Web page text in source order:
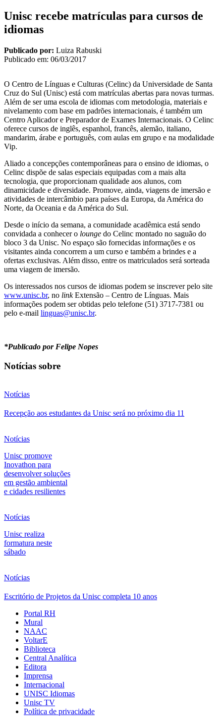
Unisc recebe matrículas para cursos de
idiomas
Publicado por: Luiza Rabuski
Publicado em: 06/03/2017
O Centro de Línguas e Culturas (Celinc) da Universidade de Santa
Cruz do Sul (Unisc) está com matrículas abertas para novas turmas.
Além de ser uma escola de idiomas com metodologia, materiais e
nivelamento com base em padrões internacionais, é também um
Centro Aplicador e Preparador de Exames Internacionais. O Celinc
oferece cursos de inglês, espanhol, francês, alemão, italiano,
mandarim, árabe e português, com aulas em grupo e na modalidade
Vip.
Aliado a concepções contemporâneas para o ensino de idiomas, o
Celinc dispõe de salas especiais equipadas com a mais alta
tecnologia, que proporcionam qualidade aos alunos, com
dinamicidade e diversidade. Promove, ainda, viagens de imersão e
atividades de intercâmbio para países da Europa, da América do
Norte, da Oceania e da América do Sul.
Desde o início da semana, a comunidade acadêmica está sendo
convidada a conhecer o lounge do Celinc montado no saguão do
bloco 3 da Unisc. No espaço são fornecidas informações e os
visitantes ainda concorrem a um curso e também a brindes e a
ofertas exclusivas. Além disso, entre os matriculados será sorteada
uma viagem de imersão.
Os interessados nos cursos de idiomas podem se inscrever pelo site
www.unisc.br, no linkExtensão – Centro de Línguas. Mais
informações podem ser obtidas pelo telefone (51) 3717-7381 ou
pelo e-mail linguas@unisc.br.
*Publicado por Felipe Nopes
Notícias sobre
Notícias
Recepção aos estudantes da Unisc será no próximo dia 11
Notícias
Unisc promove
Inovathon para
desenvolver soluções
em gestão ambiental
e cidades resilientes
Notícias
Unisc realiza
formatura neste
sábado
Notícias
Escritório de Projetos da Unisc completa 10 anos
Portal RH
Mural
NAAC
VoltarE
Biblioteca
Central Analítica
Editora
Imprensa
Internacional
UNISC Idiomas
Unisc TV
Política de privacidade